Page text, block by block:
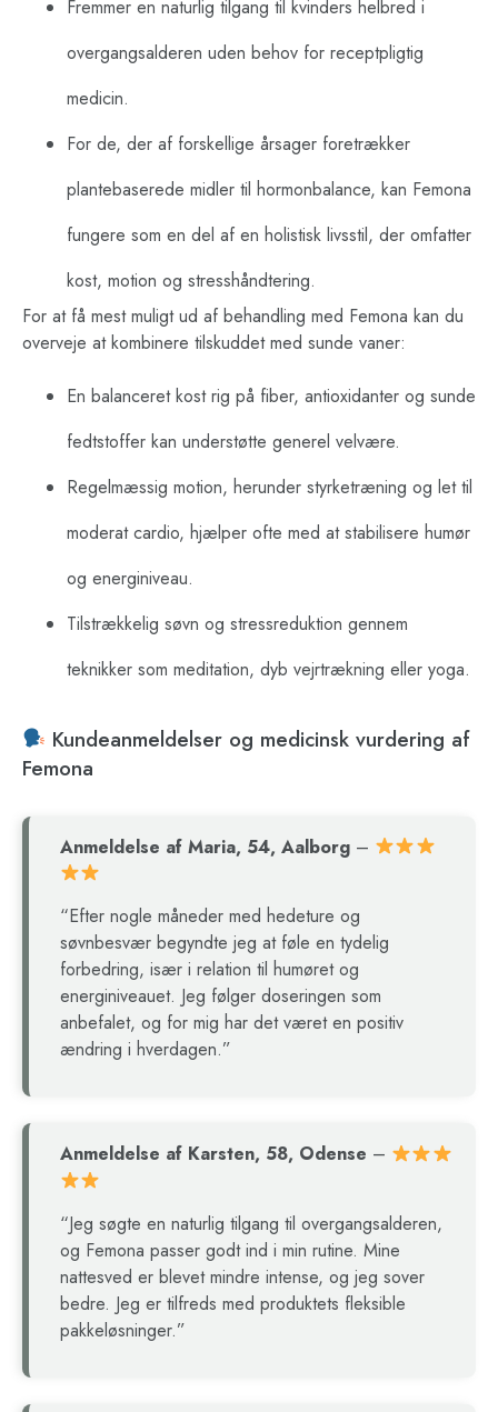
Fremmer en naturlig tilgang til kvinders helbred i
overgangsalderen uden behov for receptpligtig
medicin.
For de, der af forskellige årsager foretrækker
plantebaserede midler til hormonbalance, kan Femona
fungere som en del af en holistisk livsstil, der omfatter
kost, motion og stresshåndtering.
For at få mest muligt ud af behandling med Femona kan du
overveje at kombinere tilskuddet med sunde vaner:
En balanceret kost rig på fiber, antioxidanter og sunde
fedtstoffer kan understøtte generel velvære.
Regelmæssig motion, herunder styrketræning og let til
moderat cardio, hjælper ofte med at stabilisere humør
og energiniveau.
Tilstrækkelig søvn og stressreduktion gennem
teknikker som meditation, dyb vejrtrækning eller yoga.
Kundeanmeldelser og medicinsk vurdering af
Femona
Anmeldelse af Maria, 54, Aalborg –
“Efter nogle måneder med hedeture og
søvnbesvær begyndte jeg at føle en tydelig
forbedring, især i relation til humøret og
energiniveauet. Jeg følger doseringen som
anbefalet, og for mig har det været en positiv
ændring i hverdagen.”
Anmeldelse af Karsten, 58, Odense –
“Jeg søgte en naturlig tilgang til overgangsalderen,
og Femona passer godt ind i min rutine. Mine
nattesved er blevet mindre intense, og jeg sover
bedre. Jeg er tilfreds med produktets fleksible
pakkeløsninger.”